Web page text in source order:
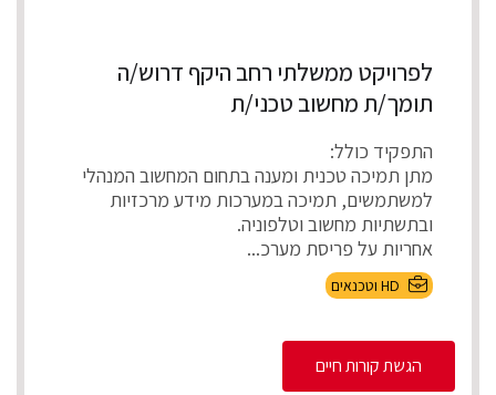
לפרויקט ממשלתי רחב היקף דרוש/ה
תומך/ת מחשוב טכני/ת
התפקיד כולל:
מתן תמיכה טכנית ומענה בתחום המחשוב המנהלי
למשתמשים, תמיכה במערכות מידע מרכזיות
ובתשתיות מחשוב וטלפוניה.
אחריות על פריסת מערכ...
HD וטכנאים
הגשת קורות חיים